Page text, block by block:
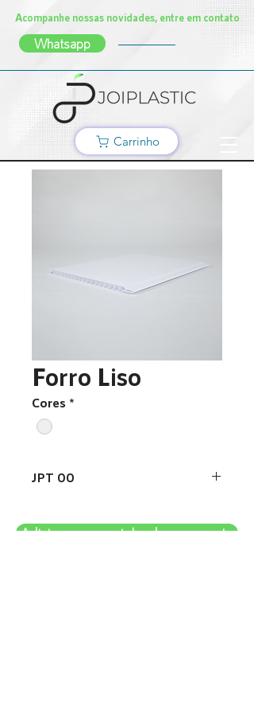
Acompanhe nossas novidades, entre em contato
Whatsapp
Carrinho
Forro Liso
Cores *
JPT 00
Adicionar ao carrinho de orçamento